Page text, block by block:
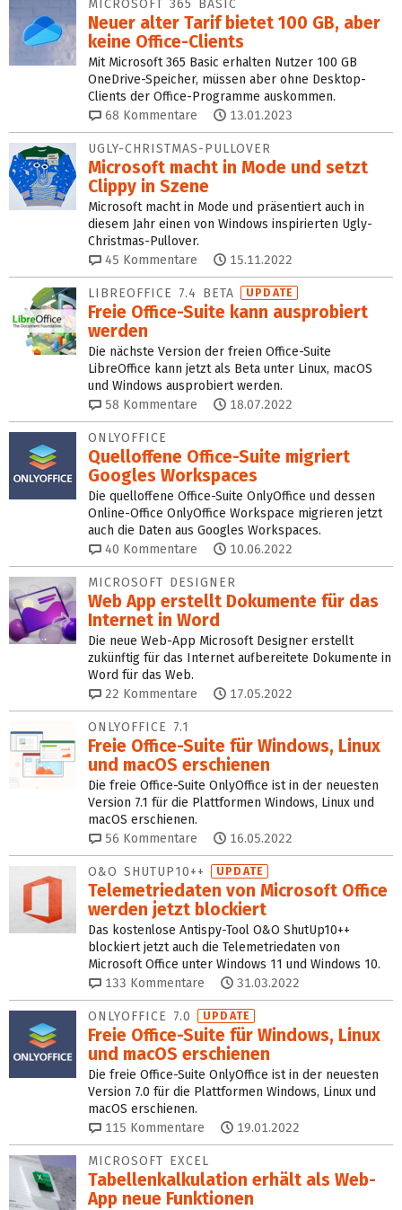
MICROSOFT 365 BASIC
Neuer alter Tarif bietet 100 GB, aber
keine Office-Clients
Mit Microsoft 365 Basic erhalten Nutzer 100 GB
OneDrive-Speicher, müssen aber ohne Desktop-
Clients der Office-Programme auskommen.
68 Kommentare 13.01.2023
UGLY-CHRISTMAS-PULLOVER
Microsoft macht in Mode und setzt
Clippy in Szene
Microsoft macht in Mode und präsentiert auch in
diesem Jahr einen von Windows inspirierten Ugly-
Christmas-Pullover.
45 Kommentare 15.11.2022
LIBREOFFICE 7.4 BETA UPDATE
Freie Office-Suite kann ausprobiert
werden
Die nächste Version der freien Office-Suite
LibreOffice kann jetzt als Beta unter Linux, macOS
und Windows ausprobiert werden.
58 Kommentare 18.07.2022
ONLYOFFICE
Quelloffene Office-Suite migriert
Googles Workspaces
Die quelloffene Office-Suite OnlyOffice und dessen
Online-Office OnlyOffice Workspace migrieren jetzt
auch die Daten aus Googles Workspaces.
40 Kommentare 10.06.2022
MICROSOFT DESIGNER
Web App erstellt Dokumente für das
Internet in Word
Die neue Web-App Microsoft Designer erstellt
zukünftig für das Internet aufbereitete Dokumente in
Word für das Web.
22 Kommentare 17.05.2022
ONLYOFFICE 7.1
Freie Office-Suite für Windows, Linux
und macOS erschienen
Die freie Office-Suite OnlyOffice ist in der neuesten
Version 7.1 für die Plattformen Windows, Linux und
macOS erschienen.
56 Kommentare 16.05.2022
O&O SHUTUP10++ UPDATE
Telemetriedaten von Microsoft Office
werden jetzt blockiert
Das kostenlose Antispy-Tool O&O ShutUp10++
blockiert jetzt auch die Telemetriedaten von
Microsoft Office unter Windows 11 und Windows 10.
133 Kommentare 31.03.2022
ONLYOFFICE 7.0 UPDATE
Freie Office-Suite für Windows, Linux
und macOS erschienen
Die freie Office-Suite OnlyOffice ist in der neuesten
Version 7.0 für die Plattformen Windows, Linux und
macOS erschienen.
115 Kommentare 19.01.2022
MICROSOFT EXCEL
Tabellenkalkulation erhält als Web-
App neue Funktionen